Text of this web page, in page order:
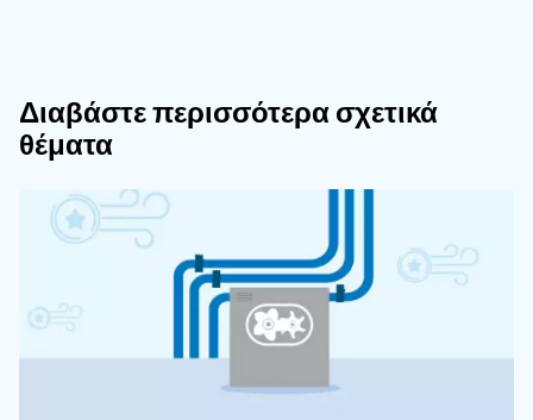
Πώς Μπορούν Οι Επιχειρήσεις Να
Μειώσουν Τα Έξοδα Που Σχετίζονται
Συστήματα Πεπιεσμένου Αέρα;
Γιατί Είναι Σημαντικό Να Εστιάζετε
Ενεργειακή Απόδοση Κατά Την
Των Συστημάτων Πεπιεσμένου Αέρα;